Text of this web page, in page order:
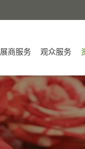
展商服务 观众服务